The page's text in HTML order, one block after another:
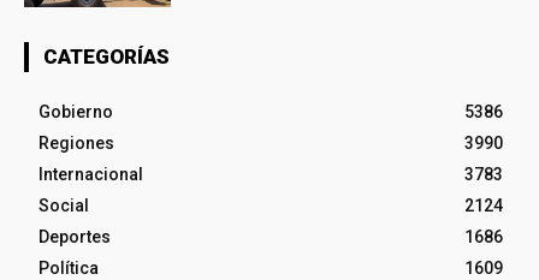
CATEGORÍAS
Gobierno
5386
Regiones
3990
Internacional
3783
Social
2124
Deportes
1686
Política
1609